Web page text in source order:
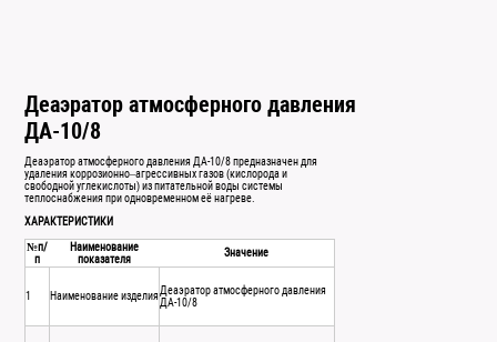
Деаэратор атмосферного давления
ДА-10/8
Деаэратор атмосферного давления ДА-10/8 предназначен для
удаления коррозионно–агрессивных газов (кислорода и
свободной углекислоты) из питательной воды системы
теплоснабжения при одновременном её нагреве.
ХАРАКТЕРИСТИКИ
№п/
п
Наименование
показателя
Значение
1 Наименование изделияДеаэратор атмосферного давления
ДА-10/8